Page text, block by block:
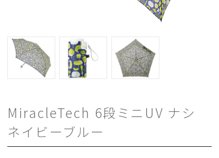
MiracleTech 6段ミニUV ナシ
ネイビーブルー